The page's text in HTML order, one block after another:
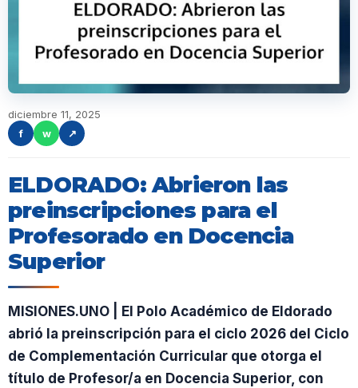
diciembre 11, 2025
f
w ↗
ELDORADO: Abrieron las
preinscripciones para el
Profesorado en Docencia
Superior
MISIONES.UNO | El Polo Académico de Eldorado
abrió la preinscripción para el ciclo 2026 del Ciclo
de Complementación Curricular que otorga el
título de Profesor/a en Docencia Superior, con